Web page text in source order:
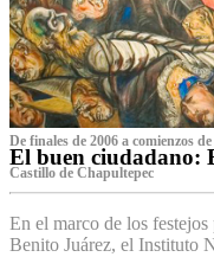
De finales de 2006 a comienzos
El buen ciudadano:
Castillo de Chapultepec
En el marco de los
Benito Juárez, el Instituto